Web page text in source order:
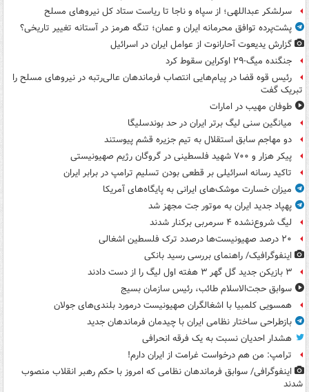
سرلشکر عبداللهی؛ از سپاه و ناجا تا ریاست ستاد کل نیروهای مسلح
پشت‌پرده توافق محرمانه ایران و عمان؛ تنگه هرمز در آستانه تغییر تاریخی؟
گزارش یدیعوت آحارانوت از عوامل ایران در اسرائیل
جنگنده میگ-۲۹ اوکراین سقوط کرد
رئیس قوه قضا در پیام‌هایی انتصاب‌ فرماندهان عالی‌رتبه در نیروهای مسلح را
تبریک گفت
طوفان مهیب در امارات
میانگین سنی لیگ برتر ایران در حد بوندسلیگا
دو مهاجم سابق استقلال به تیم جزیره قشم پیوستند
پیکر هزار و ۷۰۰ شهید فلسطینی در گروگان رژیم صهیونیستی
تاکید رسانه اسرائیلی بر قطعی بودن تسلیم ترامپ در برابر ایران
میزان خسارت موشک‌های ایرانی به پایگاه‌های آمریکا
پهپاد جدید ایران به موتور جت مجهز شد
لیگ شروع‌نشده ۴ سرمربی برکنار شدند
۲۰ درصد صهیونیست‌ها درصدد ترک فلسطین اشغالی
اینفوگرافیک/ راهنمای بررسی رسید بانکی
۳ بازیکن جدید گل گهر ۳ هفته اول لیگ را از دست دادند
سوابق حجت‌الاسلام طائب، رئیس سازمان بسیج
همسویی کلمبیا با اشغالگران صهیونیست درمورد بلندی‌های جولان
بازطراحی ساختار نظامی ایران با چیدمان فرماندهان جدید
هشدار احدیان نسبت به یک فرقه انحرافی
ترامپ: من هم درخواست غرامت از ایران دارم!
اینفوگرافی/ سوابق فرماندهان نظامی که امروز با حکم رهبر انقلاب منصوب
شدند